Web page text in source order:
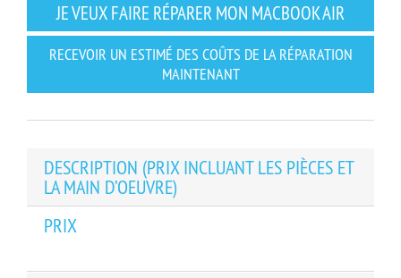
JE VEUX FAIRE RÉPARER MON MACBOOK AIR
RECEVOIR UN ESTIMÉ DES COÛTS DE LA RÉPARATION
MAINTENANT
DESCRIPTION (PRIX INCLUANT LES PIÈCES ET
LA MAIN D’OEUVRE)
PRIX